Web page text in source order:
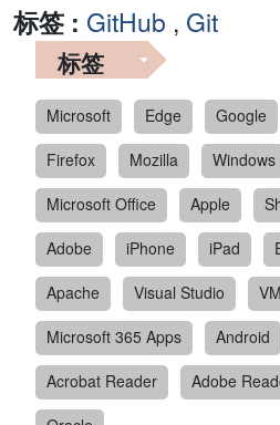
标签 : GitHub , Git
标签
Microsoft Edge Google
Firefox
Mozilla Windows
Microsoft Office
Apple
Adobe
iPhone iPad
Apache
Visual Studio
Microsoft 365 Apps
Android
Acrobat Reader
Adobe